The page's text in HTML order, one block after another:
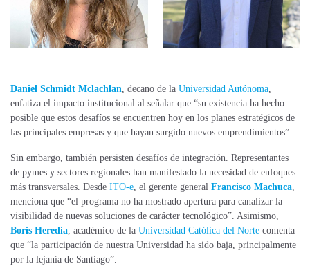
Daniel Schmidt Mclachlan, decano de la Universidad Autónoma,
enfatiza el impacto institucional al señalar que “su existencia ha hecho
posible que estos desafíos se encuentren hoy en los planes estratégicos de
las principales empresas y que hayan surgido nuevos emprendimientos”.
Sin embargo, también persisten desafíos de integración. Representantes
de pymes y sectores regionales han manifestado la necesidad de enfoques
más transversales. Desde ITO-e, el gerente general Francisco Machuca,
menciona que “el programa no ha mostrado apertura para canalizar la
visibilidad de nuevas soluciones de carácter tecnológico”. Asimismo,
Boris Heredia, académico de la Universidad Católica del Norte comenta
que “la participación de nuestra Universidad ha sido baja, principalmente
por la lejanía de Santiago”.